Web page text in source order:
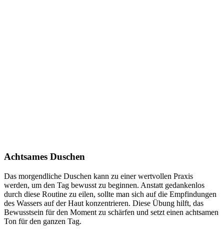
Achtsames Duschen
Das morgendliche Duschen kann zu einer wertvollen Praxis
werden, um den Tag bewusst zu beginnen. Anstatt gedankenlos
durch diese Routine zu eilen, sollte man sich auf die Empfindungen
des Wassers auf der Haut konzentrieren. Diese Übung hilft, das
Bewusstsein für den Moment zu schärfen und setzt einen achtsamen
Ton für den ganzen Tag.